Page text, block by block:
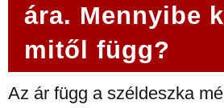
ára. Mennyibe
mitől függ?
Az ár függ a széldeszka